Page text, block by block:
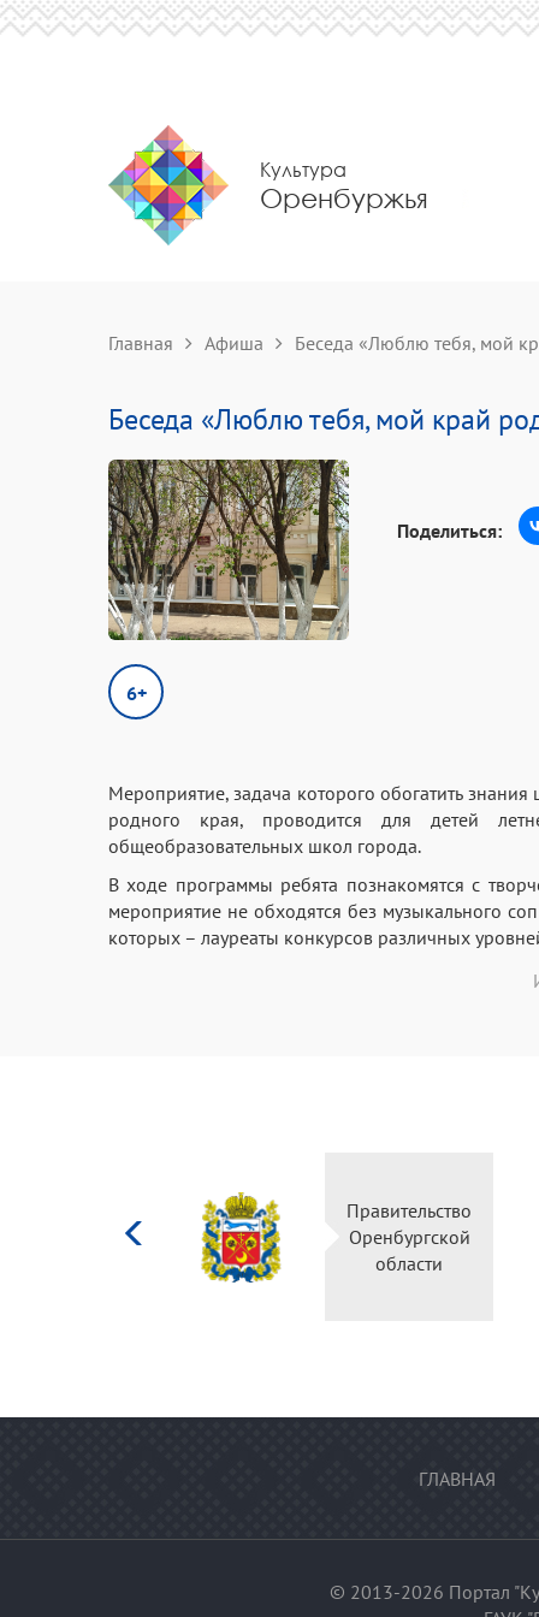
Культура
Оренбуржья
Главная Афиша Беседа «Люблю тебя, мой
Беседа «Люблю тебя, мой край
6+
Поделиться:
Мероприятие, задача которого обогатить
родного края, проводится для детей
общеобразовательных школ города.
В ходе программы ребята познакомятся с
мероприятие не обходятся без музыкального
которых – лауреаты конкурсов различных
Правительство
Оренбургской
области
ГЛАВНАЯ
© 2013-2026 Портал